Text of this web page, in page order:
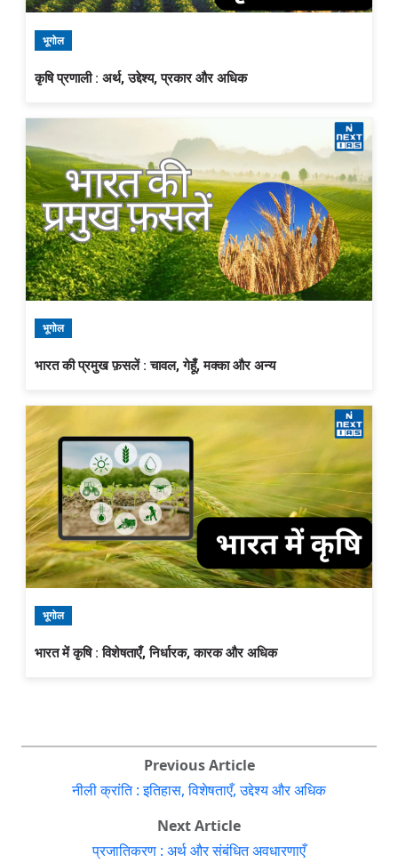
भूगोल
कृषि प्रणाली : अर्थ, उद्देश्य, प्रकार और अधिक
भूगोल
भारत की प्रमुख फ़सलें : चावल, गेहूँ, मक्का और अन्य
भूगोल
भारत में कृषि : विशेषताएँ, निर्धारक, कारक और अधिक
Previous Article
नीली क्रांति : इतिहास, विशेषताएँ, उद्देश्य और अधिक
Next Article
प्रजातिकरण : अर्थ और संबंधित अवधारणाएँ